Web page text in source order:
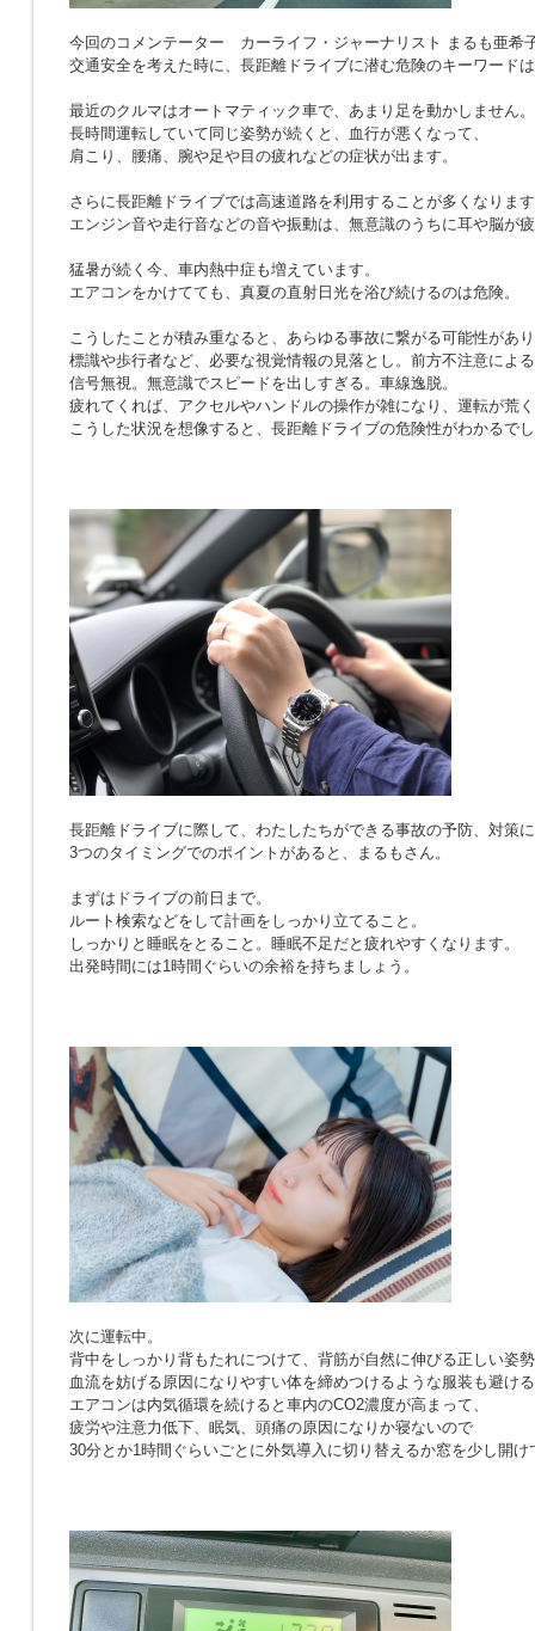
今回のコメンテーター カーライフ・ジャーナリスト まるも亜希
交通安全を考えた時に、長距離ドライブに潜む危険のキーワード
最近のクルマはオートマティック車で、あまり足を動かしません。
長時間運転していて同じ姿勢が続くと、血行が悪くなって、
肩こり、腰痛、腕や足や目の疲れなどの症状が出ます。
さらに長距離ドライブでは高速道路を利用することが多くなりま
エンジン音や走行音などの音や振動は、無意識のうちに耳や脳が
猛暑が続く今、車内熱中症も増えています。
エアコンをかけてても、真夏の直射日光を浴び続けるのは危険。
こうしたことが積み重なると、あらゆる事故に繋がる可能性があ
標識や歩行者など、必要な視覚情報の見落とし。前方不注意によ
信号無視。無意識でスピードを出しすぎる。車線逸脱。
疲れてくれば、アクセルやハンドルの操作が雑になり、運転が荒
こうした状況を想像すると、長距離ドライブの危険性がわかるで
長距離ドライブに際して、わたしたちができる事故の予防、対策
3つのタイミングでのポイントがあると、まるもさん。
まずはドライブの前日まで。
ルート検索などをして計画をしっかり立てること。
しっかりと睡眠をとること。睡眠不足だと疲れやすくなります。
出発時間には1時間ぐらいの余裕を持ちましょう。
次に運転中。
背中をしっかり背もたれにつけて、背筋が自然に伸びる正しい姿
血流を妨げる原因になりやすい体を締めつけるような服装も避け
エアコンは内気循環を続けると車内のCO2濃度が高まって、
疲労や注意力低下、眠気、頭痛の原因になりか寝ないので
30分とか1時間ぐらいごとに外気導入に切り替えるか窓を少し開け